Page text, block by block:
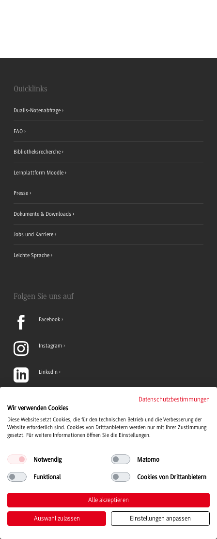
Quicklinks
Dualis-Notenabfrage
FAQ
Bibliotheksrecherche
Lernplattform Moodle
Presse
Dokumente & Downloads
Jobs und Karriere
Leichte Sprache
Folgen Sie uns auf
Facebook
Instagram
LinkedIn
YouTube
© 2026 Duale Hochschule Baden-Württemberg
Kontakt Impressum Barrierefreiheit
Datenschutzbestimmungen
Wir verwenden Cookies
Diese Website setzt Cookies, die für den technischen Betrieb und die Verbesserung der
Website erforderlich sind. Cookies von Drittanbietern werden nur mit Ihrer Zustimmung
gesetzt. Für weitere Informationen öffnen Sie die Einstellungen.
Notwendig Matomo
Funktional Cookies von Drittanbietern
Alle akzeptieren
Auswahl zulassen Einstellungen anpassen